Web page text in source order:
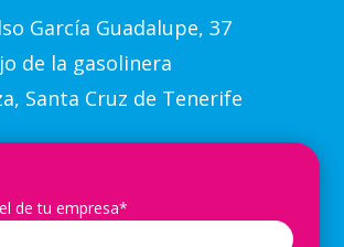
García Guadalupe, 37
de la gasolinera
Santa Cruz de Tenerife
de tu empresa*